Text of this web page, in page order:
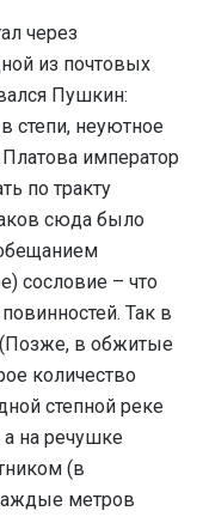
через
из почтовых
Пушкин:
степи, неуютное
император
по тракту
сюда было
сословие – что
Так в
(Позже, в обжитые
количество
степной реке
а на речушке
(в
метров